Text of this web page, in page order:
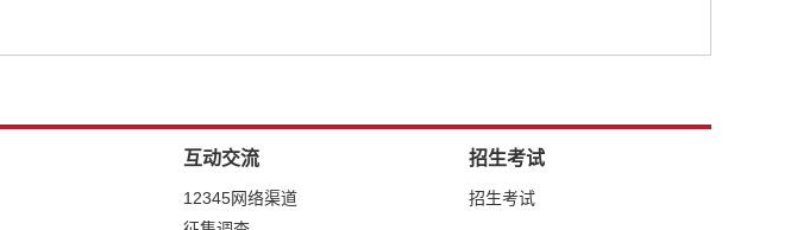
互动交流
12345网络渠道
招生考试
招生考试